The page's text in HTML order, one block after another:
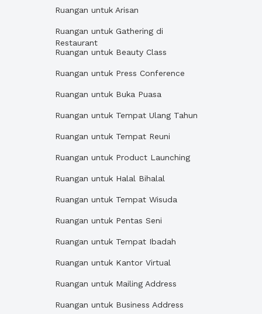
Ruangan untuk Arisan
Ruangan untuk Gathering di
Restaurant
Ruangan untuk Beauty Class
Ruangan untuk Press Conference
Ruangan untuk Buka Puasa
Ruangan untuk Tempat Ulang Tahun
Ruangan untuk Tempat Reuni
Ruangan untuk Product Launching
Ruangan untuk Halal Bihalal
Ruangan untuk Tempat Wisuda
Ruangan untuk Pentas Seni
Ruangan untuk Tempat Ibadah
Ruangan untuk Kantor Virtual
Ruangan untuk Mailing Address
Ruangan untuk Business Address